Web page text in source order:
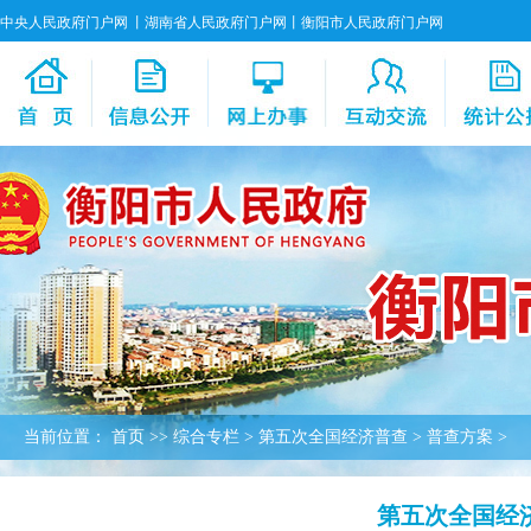
中央人民政府门户网 湖南省人民政府门户网 衡阳市人民政府门户网
当前位置： 首页 >> 综合专栏 > 第五次全国经济普查 > 普查方案 >
第五次全国经